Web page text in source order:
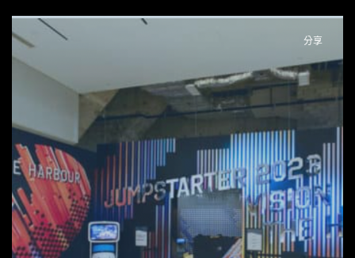
分享